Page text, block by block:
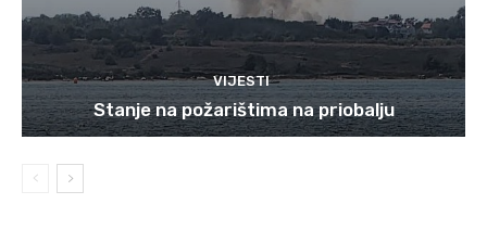
VIJESTI
Stanje na požarištima na priobalju